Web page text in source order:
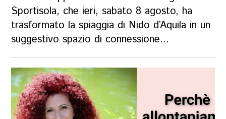
Sportisola, che ieri, sabato 8 agosto, ha
trasformato la spiaggia di Nido d’Aquila in un
suggestivo spazio di connessione...